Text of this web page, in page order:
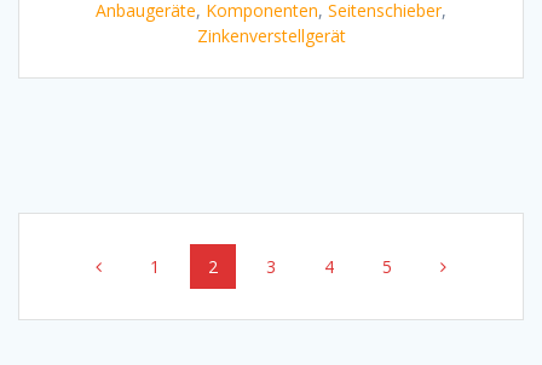
Anbaugeräte, Komponenten, Seitenschieber,
Zinkenverstellgerät
Beitragsnavigation
Seite
1 Seite
2 Seite
3 Seite
4 Seite
5